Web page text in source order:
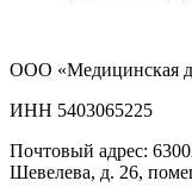
ООО «Медицинская
ИНН 5403065225
Почтовый адрес:
Шевелева, д. 26,